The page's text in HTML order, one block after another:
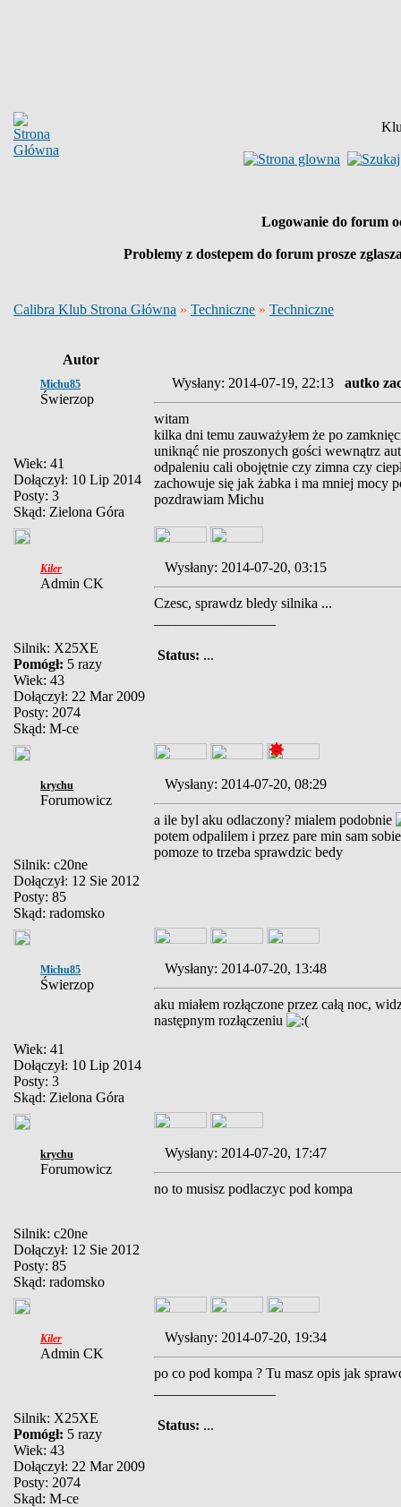
Logowanie do forum
Problemy z dostepem do forum prosze
Calibra Klub Strona Główna » Techniczne » Techniczne
Autor
Michu85
Świerzop
Wiek: 41
Dołączył: 10 Lip 2014
Posty: 3
Skąd: Zielona Góra
Wysłany: 2014-07-19, 22:13 autko
witam
kilka dni temu zauważyłem że po
uniknąć nie proszonych gości wewnątrz
odpaleniu cali obojętnie czy zimna czy
zachowuje się jak żabka i ma mniej mocy
pozdrawiam Michu
Kiler
Admin CK
Silnik: X25XE
Pomógł: 5 razy
Wiek: 43
Dołączył: 22 Mar 2009
Posty: 2074
Skąd: M-ce
Wysłany: 2014-07-20, 03:15
Czesc, sprawdz bledy silnika ...
Status: ...
krychu
Forumowicz
Silnik: c20ne
Dołączył: 12 Sie 2012
Posty: 85
Skąd: radomsko
Wysłany: 2014-07-20, 08:29
a ile byl aku odlaczony? mialem podobnie
potem odpalilem i przez pare min sam
pomoze to trzeba sprawdzic bedy
Michu85
Świerzop
Wiek: 41
Dołączył: 10 Lip 2014
Posty: 3
Skąd: Zielona Góra
Wysłany: 2014-07-20, 13:48
aku miałem rozłączone przez całą noc,
następnym rozłączeniu
krychu
Forumowicz
Silnik: c20ne
Dołączył: 12 Sie 2012
Posty: 85
Skąd: radomsko
Wysłany: 2014-07-20, 17:47
no to musisz podlaczyc pod kompa
Kiler
Admin CK
Silnik: X25XE
Pomógł: 5 razy
Wiek: 43
Dołączył: 22 Mar 2009
Posty: 2074
Skąd: M-ce
Wysłany: 2014-07-20, 19:34
po co pod kompa ? Tu masz opis jak
Status: ...